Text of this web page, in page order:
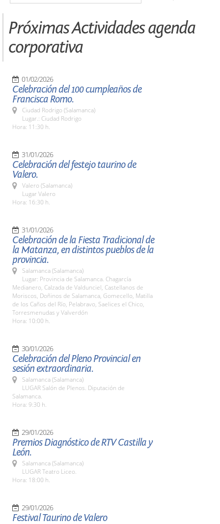
Próximas Actividades agenda
corporativa
01/02/2026
Celebración del 100 cumpleaños de
Francisca Romo.
Ciudad Rodrigo (Salamanca)
Lugar.: Ciudad Rodrigo
Hora: 11:30 h.
31/01/2026
Celebración del festejo taurino de
Valero.
Valero (Salamanca)
Lugar Valero
Hora: 16:30 h.
31/01/2026
Celebración de la Fiesta Tradicional de
la Matanza, en distintos pueblos de la
provincia.
Salamanca (Salamanca)
Lugar: Provincia de Salamanca. Chagarcía
Medianero, Calzada de Valdunciel, Castellanos de
Moriscos, Doñinos de Salamanca, Gomecello, Matilla
de los Caños del Río, Pelabravo, Saelices el Chico,
Torresmenudas y Valverdón
Hora: 10:00 h.
30/01/2026
Celebración del Pleno Provincial en
sesión extraordinaria.
Salamanca (Salamanca)
LUGAR Salón de Plenos. Diputación de
Salamanca.
Hora: 9:30 h.
29/01/2026
Premios Diagnóstico de RTV Castilla y
León.
Salamanca (Salamanca)
LUGAR Teatro Liceo.
Hora: 18:00 h.
29/01/2026
Festival Taurino de Valero